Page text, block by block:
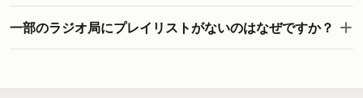
一部のラジオ局にプレイリストがないのはなぜですか？